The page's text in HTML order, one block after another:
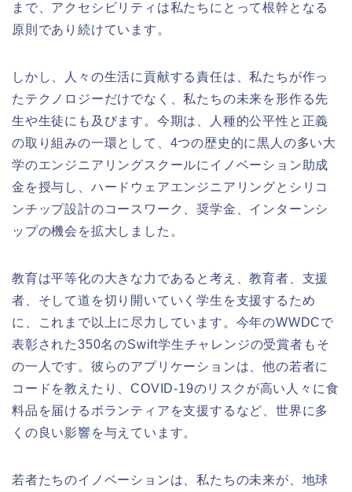
まで、アクセシビリティは私たちにとって根幹となる
原則であり続けています。
しかし、人々の生活に貢献する責任は、私たちが作っ
たテクノロジーだけでなく、私たちの未来を形作る先
生や生徒にも及びます。今期は、人種的公平性と正義
の取り組みの一環として、4つの歴史的に黒人の多い大
学のエンジニアリングスクールにイノベーション助成
金を授与し、ハードウェアエンジニアリングとシリコ
ンチップ設計のコースワーク、奨学金、インターンシ
ップの機会を拡大しました。
教育は平等化の大きな力であると考え、教育者、支援
者、そして道を切り開いていく学生を支援するため
に、これまで以上に尽力しています。今年のWWDCで
表彰された350名のSwift学生チャレンジの受賞者もそ
の一人です。彼らのアプリケーションは、他の若者に
コードを教えたり、COVID-19のリスクが高い人々に食
料品を届けるボランティアを支援するなど、世界に多
くの良い影響を与えています。
若者たちのイノベーションは、私たちの未来が、地球